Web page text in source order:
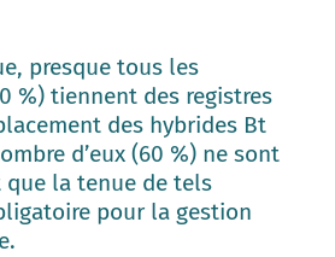
presque tous les
%) tiennent des registres
des hybrides Bt
d’eux (60 %) ne sont
que la tenue de tels
pour la gestion